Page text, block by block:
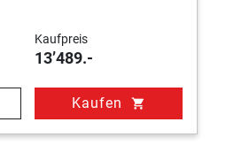
Kaufpreis
13’489.-
Kaufen shopping_cart